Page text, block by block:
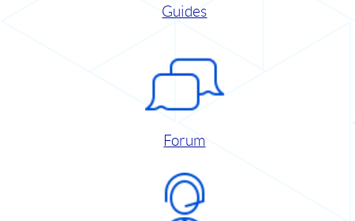
Guides
Forum